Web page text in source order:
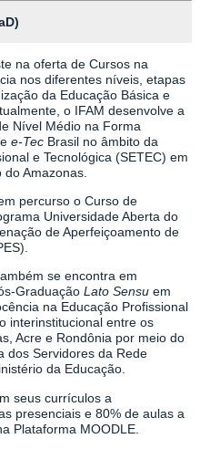
na oferta de Cursos na
nos diferentes níveis, etapas
da Educação Básica e
o IFAM desenvolve a
Nível Médio na Forma
e-Tec Brasil no âmbito da
e Tecnológica (SETEC) em
Amazonas.
percurso o Curso de
Universidade Aberta do
de Aperfeiçoamento de
se encontra em
Graduação Lato Sensu em
na Educação Profissional
interinstitucional entre os
Acre e Rondônia por meio do
dos Servidores da Rede
da Educação.
seus currículos a
presenciais e 80% de aulas a
Plataforma MOODLE.